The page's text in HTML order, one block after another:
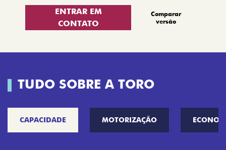
ENTRAR EM
CONTATO
Comparar
versão
TUDO SOBRE A TORO
CAPACIDADE MOTORIZAÇÃO